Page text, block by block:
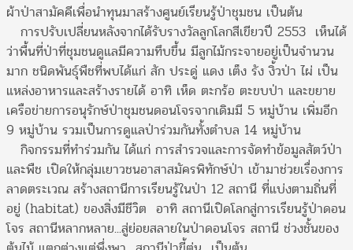
ผ้าป่าสามัคคีเพื่อนำทุนมาสร้างศูนย์เรียนรู้ป่าชุมชน เป็นต้น
การปรับเปลี่ยนหลังจากได้รับรางวัลลูกโลกสีเขียวปี 2553 เห็นได้
ว่าพื้นที่ป่าที่ชุมชนดูแลมีความทึบขึ้น มีลูกไม้กระจายอยู่เป็นจำนวน
มาก ชนิดพันธุ์พืชที่พบได้แก่ สัก ประดู่ แดง เต็ง รัง งิ้วป่า ไผ่ เป็น
แหล่งอาหารและสร้างรายได้ อาทิ เห็ด ตะกร้อ ตะขบป่า และขยาย
เครือข่ายการอนุรักษ์ป่าชุมชนดอนโจรจากเดิมมี 5 หมู่บ้าน เพิ่มอีก
9 หมู่บ้าน รวมเป็นการดูแลป่าร่วมกันทั้งตำบล 14 หมู่บ้าน
กิจกรรมที่ทำร่วมกัน ได้แก่ การสำรวจและการจัดทำข้อมูลสัตว์ป่า
และพืช เปิดให้กลุ่มเยาวชนอาสาสมัครพิทักษ์ป่า เข้ามาช่วยเรื่องการ
ลาดตระเวณ สร้างสถานีการเรียนรู้ในป่า 12 สถานี ที่แบ่งตามถิ่นที่
อยู่ (habitat) ของสิ่งมีชีวิต อาทิ สถานีเปิดโลกสู่การเรียนรู้ป่าดอน
โจร สถานีหลากหลาย...สู่ย่อยสลายในป่าดอนโจร สถานี ช่วงชั้นของ